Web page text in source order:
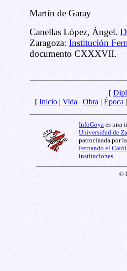
Martín de Garay
Canellas López, Ángel.
Zaragoza: Institución
documento CXXXVII.
[
[ Inicio| Vida | Obra | Época
InfoGoya es una
Universidad de
patrocinada por
Fernando el
instituciones
©